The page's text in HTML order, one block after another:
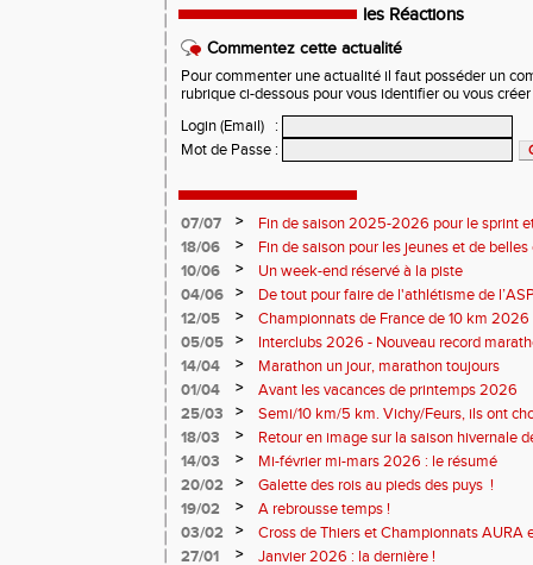
les Réactions
Commentez cette actualité
Pour commenter une actualité il faut posséder un
rubrique ci-dessous pour vous identifier ou vous
Login (Email)
:
Mot de Passe :
07/07 >
Fin de saison 2025-2026 pour le sprint
18/06
>
Fin de saison pour les jeunes et de
10/06
>
Un week-end réservé à la piste
04/06
>
De tout pour faire de l'athlétisme de
monde souriant
12/05 >
Championnats de France de 10 km
Soirées piste
05/05 >
Interclubs 2026 - Nouveau record
résultats
14/04 >
Marathon un jour, marathon toujours
01/04
>
Avant les vacances de printemps 2026
25/03
>
Semi/10 km/5 km. Vichy/Feurs, ils ont
18/03
>
Retour en image sur la saison hivernale
14/03
>
Mi-février mi-mars 2026 : le résumé
20/02
>
Galette des rois au pieds des puys !
19/02
>
A rebrousse temps !
03/02
>
Cross de Thiers et Championnats AURA
27/01
>
Janvier 2026 : la dernière !